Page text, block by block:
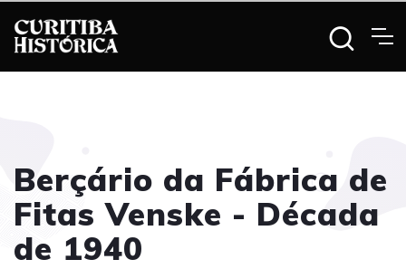
Berçário da Fábrica de
Fitas Venske - Década
de 1940